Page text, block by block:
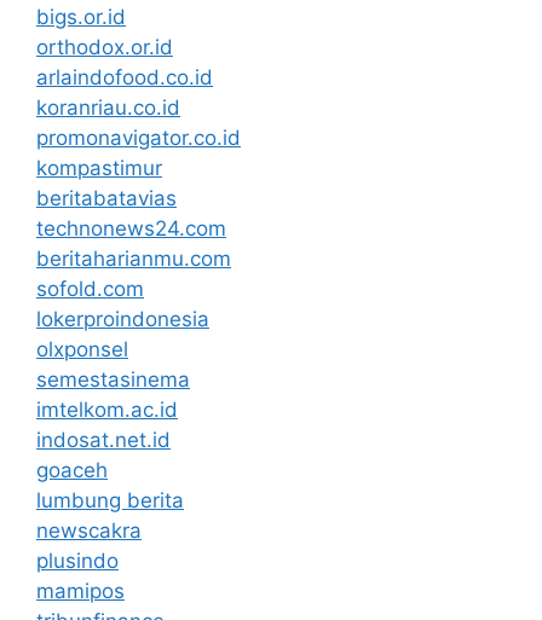
bigs.or.id
orthodox.or.id
arlaindofood.co.id
koranriau.co.id
promonavigator.co.id
kompastimur
beritabatavias
technonews24.com
beritaharianmu.com
sofold.com
lokerproindonesia
olxponsel
semestasinema
imtelkom.ac.id
indosat.net.id
goaceh
lumbung berita
newscakra
plusindo
mamipos